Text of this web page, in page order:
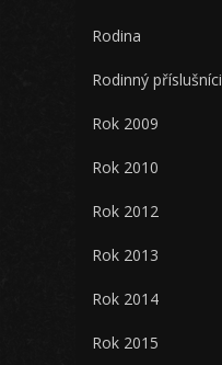
Rodina
Rodinný příslušníci
Rok 2009
Rok 2010
Rok 2012
Rok 2013
Rok 2014
Rok 2015